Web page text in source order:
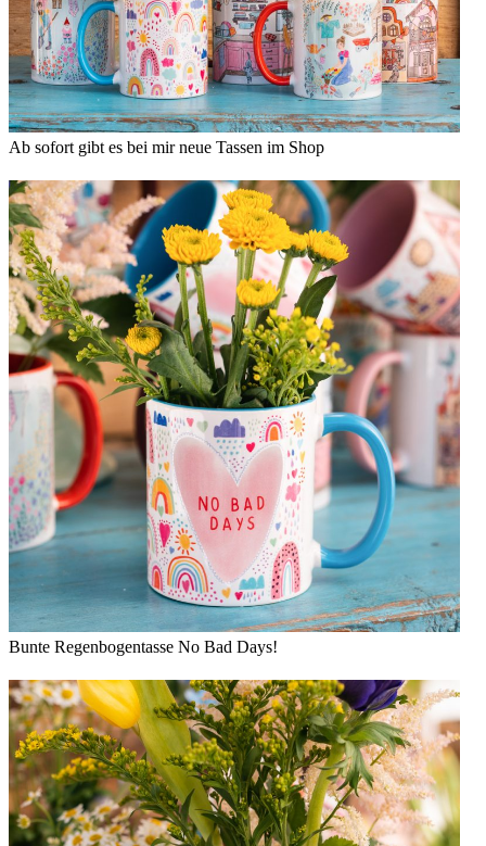
Ab sofort gibt es bei mir neue Tassen im Shop
Bunte Regenbogentasse No Bad Days!